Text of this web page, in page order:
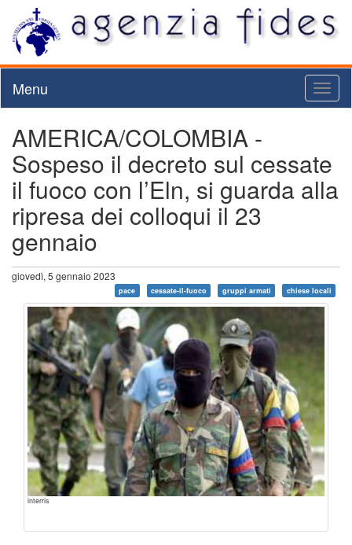
Menu
AMERICA/COLOMBIA -
Sospeso il decreto sul cessate
il fuoco con l’Eln, si guarda alla
ripresa dei colloqui il 23
gennaio
giovedì, 5 gennaio 2023
pace cessate-il-fuoco gruppi armati chiese locali
interris